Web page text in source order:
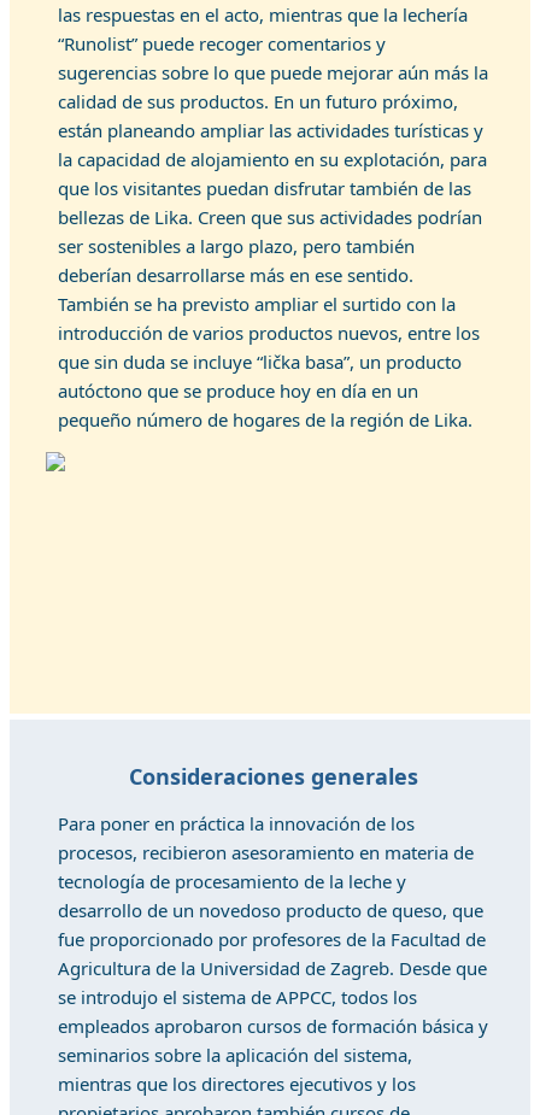
las respuestas en el acto, mientras que la lechería
“Runolist” puede recoger comentarios y
sugerencias sobre lo que puede mejorar aún más la
calidad de sus productos. En un futuro próximo,
están planeando ampliar las actividades turísticas y
la capacidad de alojamiento en su explotación, para
que los visitantes puedan disfrutar también de las
bellezas de Lika. Creen que sus actividades podrían
ser sostenibles a largo plazo, pero también
deberían desarrollarse más en ese sentido.
También se ha previsto ampliar el surtido con la
introducción de varios productos nuevos, entre los
que sin duda se incluye “lička basa”, un producto
autóctono que se produce hoy en día en un
pequeño número de hogares de la región de Lika.
Consideraciones generales
Para poner en práctica la innovación de los
procesos, recibieron asesoramiento en materia de
tecnología de procesamiento de la leche y
desarrollo de un novedoso producto de queso, que
fue proporcionado por profesores de la Facultad de
Agricultura de la Universidad de Zagreb. Desde que
se introdujo el sistema de APPCC, todos los
empleados aprobaron cursos de formación básica y
seminarios sobre la aplicación del sistema,
mientras que los directores ejecutivos y los